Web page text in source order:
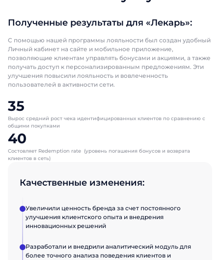
Полученные результаты для «Лекарь»:
С помощью нашей программы лояльности был создан удобный
Личный кабинет на сайте и мобильное приложение,
позволяющие клиентам управлять бонусами и акциями, а также
получать доступ к персонализированным предложениям. Эти
улучшения повысили лояльность и вовлеченность
пользователей в активности сети.
35
Вырос средний рост чека идентифицированных клиентов по сравнению с
общими покупками​
40
Состовляет Redemption rate ​ (уровень погашения бонусов и возврата
клиентов в сеть)​ ​ ​
Качественные изменения:
Увеличили ценность бренда за счет постоянного
улучшения клиентского опыта и внедрения
инновационных решений
Разработали и внедрили аналитический модуль для
более точного анализа поведения клиентов и